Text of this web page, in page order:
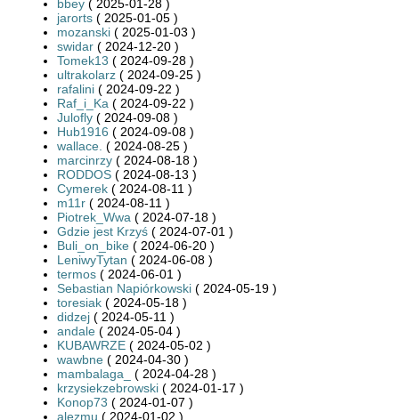
bbey ( 2025-01-28 )
jarorts ( 2025-01-05 )
mozanski ( 2025-01-03 )
swidar ( 2024-12-20 )
Tomek13 ( 2024-09-28 )
ultrakolarz ( 2024-09-25 )
rafalini ( 2024-09-22 )
Raf_i_Ka ( 2024-09-22 )
Julofly ( 2024-09-08 )
Hub1916 ( 2024-09-08 )
wallace. ( 2024-08-25 )
marcinrzy ( 2024-08-18 )
RODDOS ( 2024-08-13 )
Cymerek ( 2024-08-11 )
m11r ( 2024-08-11 )
Piotrek_Wwa ( 2024-07-18 )
Gdzie jest Krzyś ( 2024-07-01 )
Buli_on_bike ( 2024-06-20 )
LeniwyTytan ( 2024-06-08 )
termos ( 2024-06-01 )
Sebastian Napiórkowski ( 2024-05-19 )
toresiak ( 2024-05-18 )
didzej ( 2024-05-11 )
andale ( 2024-05-04 )
KUBAWRZE ( 2024-05-02 )
wawbne ( 2024-04-30 )
mambalaga_
( 2024-04-28 )
krzysiekzebrowski ( 2024-01-17 )
Konop73 ( 2024-01-07 )
alezmu ( 2024-01-02 )